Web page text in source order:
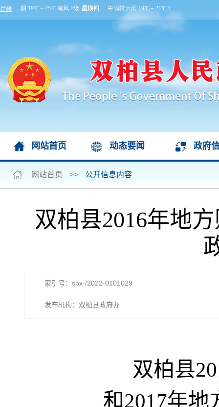
网站首页 动态要闻 政府
网站首页 >> 公开信息内容
双柏县2016年地
索引号：sbx-/2022-0101029
发布机构：双柏县政府办
双柏县
和2017年地